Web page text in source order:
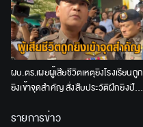
ผบ.ตร.เผยผู้เสียชีวิตเหตุยิงโรงเรียนถูก
ยิงเข้าจุดสำคัญ สั่งสืบประวัติฝึกยิงปืน
รายการข่าว